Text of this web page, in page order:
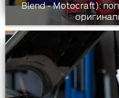
Blend - Motocraft):